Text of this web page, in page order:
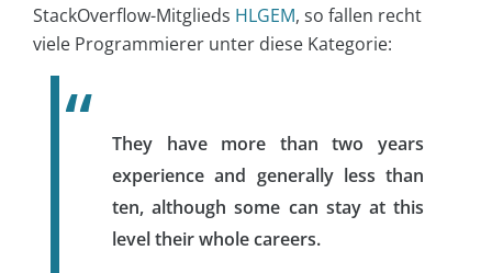
StackOverflow-Mitglieds HLGEM, so fallen recht
viele Programmierer unter diese Kategorie:
They have more than two years
experience and generally less than
ten, although some can stay at this
level their whole careers.